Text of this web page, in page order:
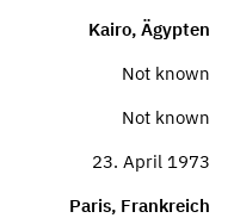
Kairo, Ägypten
Not known
Not known
23. April 1973
Paris, Frankreich